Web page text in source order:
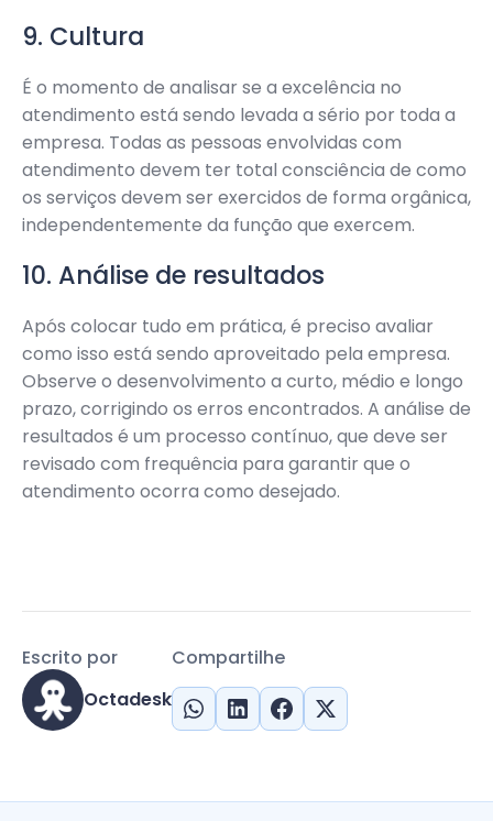
9. Cultura
É o momento de analisar se a excelência no
atendimento está sendo levada a sério por toda a
empresa. Todas as pessoas envolvidas com
atendimento devem ter total consciência de como
os serviços devem ser exercidos de forma orgânica,
independentemente da função que exercem.
10. Análise de resultados
Após colocar tudo em prática, é preciso avaliar
como isso está sendo aproveitado pela empresa.
Observe o desenvolvimento a curto, médio e longo
prazo, corrigindo os erros encontrados. A análise de
resultados é um processo contínuo, que deve ser
revisado com frequência para garantir que o
atendimento ocorra como desejado.
Compartilhe
Escrito por
Octadesk